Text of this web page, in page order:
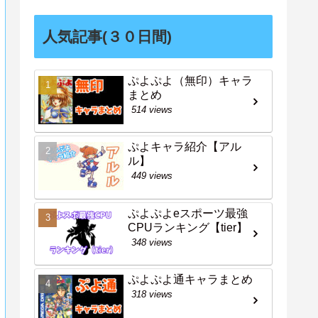
人気記事(３０日間)
ぷよぷよ（無印）キャラ
まとめ
514 views
ぷよキャラ紹介【アル
ル】
449 views
ぷよぷよeスポーツ最強
CPUランキング【tier】
348 views
ぷよぷよ通キャラまとめ
318 views